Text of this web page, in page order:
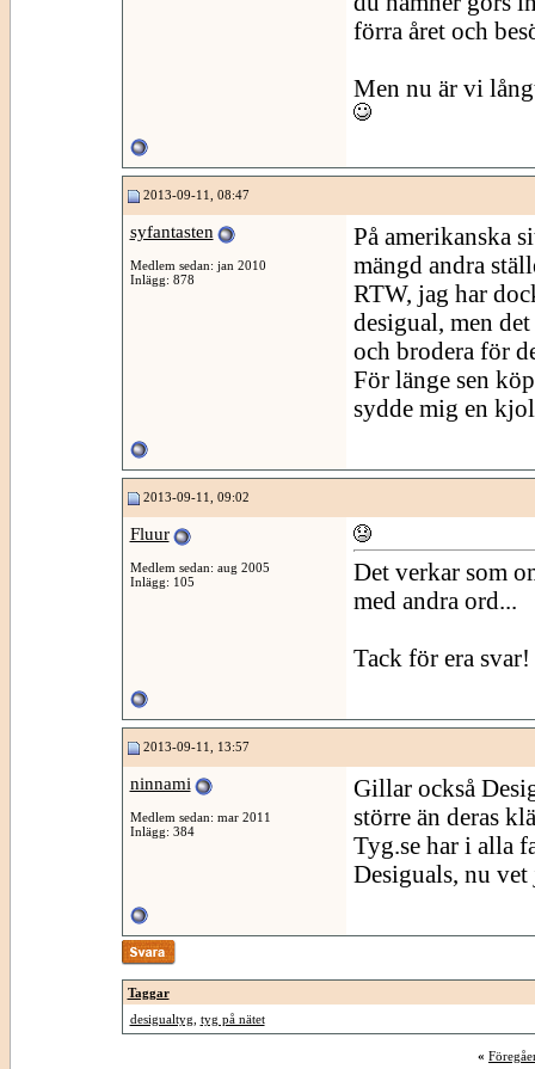
förra året och
Men nu är vi
2013-09-11, 08:47
syfantasten
Medlem sedan: jan 2010
Inlägg: 878
På amerikanska
mängd andra
RTW, jag har
desigual, men
och brodera för
För länge sen
sydde mig en
2013-09-11, 09:02
Fluur
Medlem sedan: aug 2005
Inlägg: 105
Det verkar som
med andra ord...
Tack för era svar!
2013-09-11, 13:57
ninnami
Medlem sedan: mar 2011
Inlägg: 384
Gillar också
större än deras
Tyg.se har i alla
Desiguals, nu vet
Taggar
desigualtyg tyg på nätet
«